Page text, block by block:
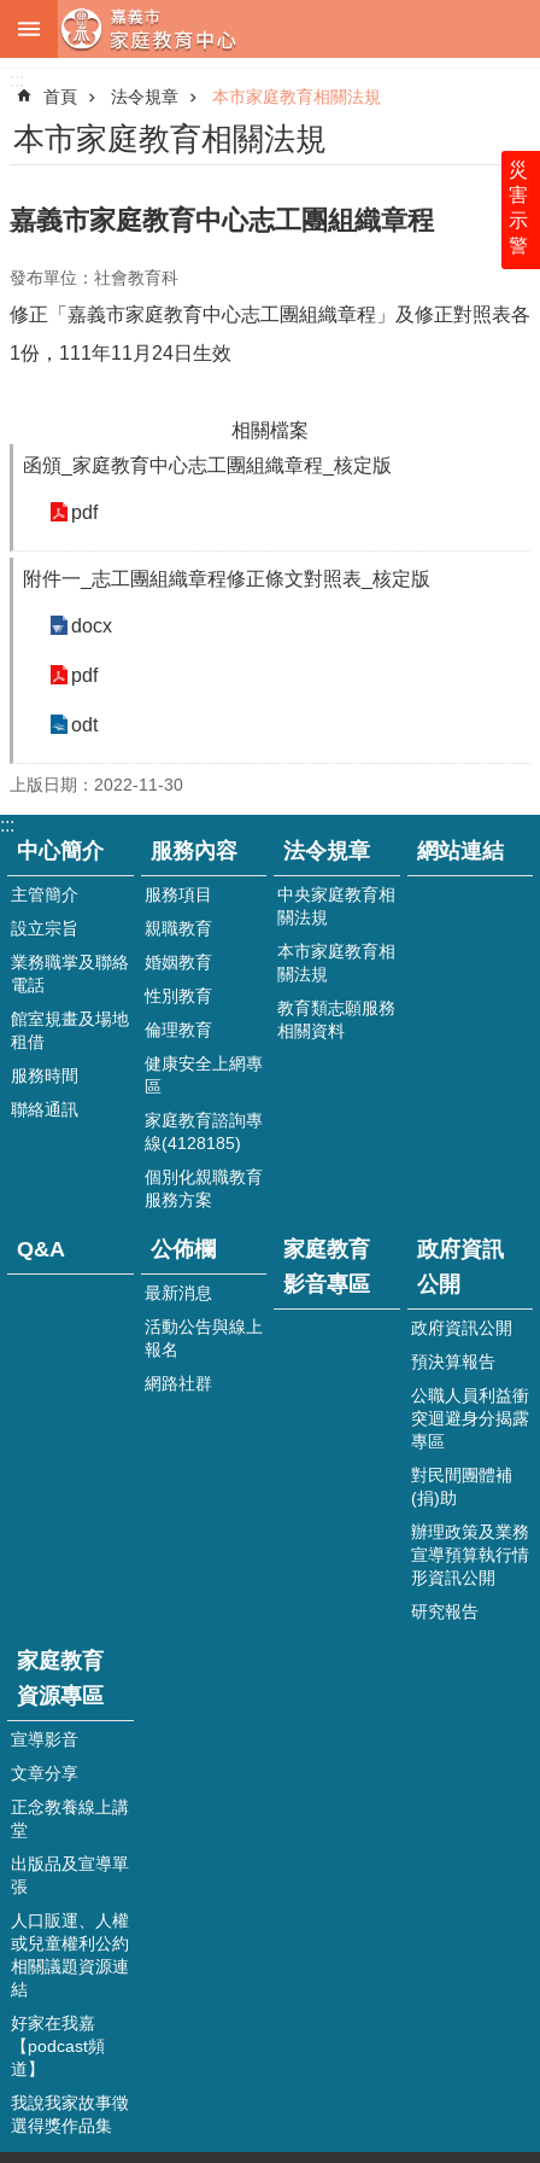
跳到主要內容區塊
階
尋
心
簡
介
規
章
Q&A
公
家
庭
教
育
影
音
專
區
政
家
導
覽
嘉
義
市
政
府
資
安
全
政
隱
私
權
政
策
災
害
示
警
:::
首頁 法令規章 本市家庭教育相關法規
本市家庭教育相關法規
嘉義市家庭教育中心志工團組織章程
發布單位：社會教育科
修正「嘉義市家庭教育中心志工團組織章程」及修正對照表各
1份，111年11月24日生效
相關檔案
函頒_家庭教育中心志工團組織章程_核定版
pdf
附件一_志工團組織章程修正條文對照表_核定版
docx
pdf
odt
上版日期：2022-11-30
:::
中心簡介
主管簡介
設立宗旨
業務職掌及聯絡
電話
館室規畫及場地
租借
服務時間
聯絡通訊
服務內容
服務項目
親職教育
婚姻教育
性別教育
倫理教育
健康安全上網專
區
家庭教育諮詢專
線(4128185)
個別化親職教育
服務方案
法令規章
中央家庭教育相
關法規
本市家庭教育相
關法規
教育類志願服務
相關資料
網站連結
Q&A 公佈欄
最新消息
活動公告與線上
報名
網路社群
家庭教育
影音專區
政府資訊
公開
政府資訊公開
預決算報告
公職人員利益衝
突迴避身分揭露
專區
對民間團體補
(捐)助
辦理政策及業務
宣導預算執行情
形資訊公開
研究報告
家庭教育
資源專區
宣導影音
文章分享
正念教養線上講
堂
出版品及宣導單
張
人口販運、人權
或兒童權利公約
相關議題資源連
結
好家在我嘉
【podcast頻
道】
我說我家故事徵
選得獎作品集